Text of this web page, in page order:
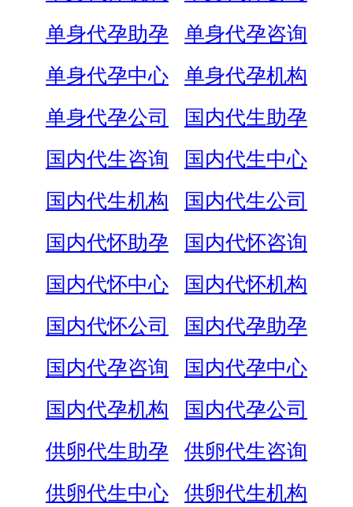
单身代孕助孕
单身代孕咨询
单身代孕中心
单身代孕机构
单身代孕公司
国内代生助孕
国内代生咨询
国内代生中心
国内代生机构
国内代生公司
国内代怀助孕
国内代怀咨询
国内代怀中心
国内代怀机构
国内代怀公司
国内代孕助孕
国内代孕咨询
国内代孕中心
国内代孕机构
国内代孕公司
供卵代生助孕
供卵代生咨询
供卵代生中心
供卵代生机构